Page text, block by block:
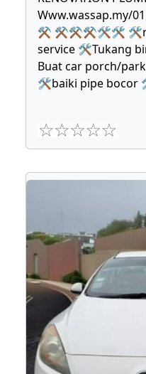
Www.wassap.my/
⚒ ⚒⚒⚒🛠🛠
service 🛠Tukang
Buat car porch/
🛠baiki pipe bocor